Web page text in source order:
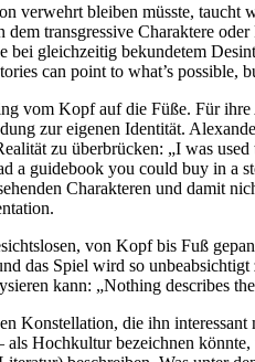
bleiben müsste, taucht
transgressive Charaktere
bei gleichzeitig bekundetem
can point to what’s
vom Kopf auf die Füße. Für
zur eigenen Identität.
zu überbrücken: „I was
guidebook you could buy in a
Charakteren und damit
von Kopf bis Fuß
das Spiel wird so
kann: „Nothing describes
Konstellation, die ihn
Hochkultur bezeichnen